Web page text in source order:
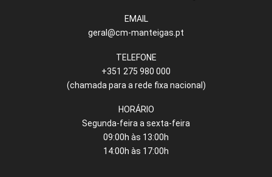
EMAIL
geral@cm-manteigas.pt
TELEFONE
+351 275 980 000
(chamada para a rede fixa nacional)
HORÁRIO
Segunda-feira a sexta-feira
09:00h às 13:00h
14:00h às 17:00h